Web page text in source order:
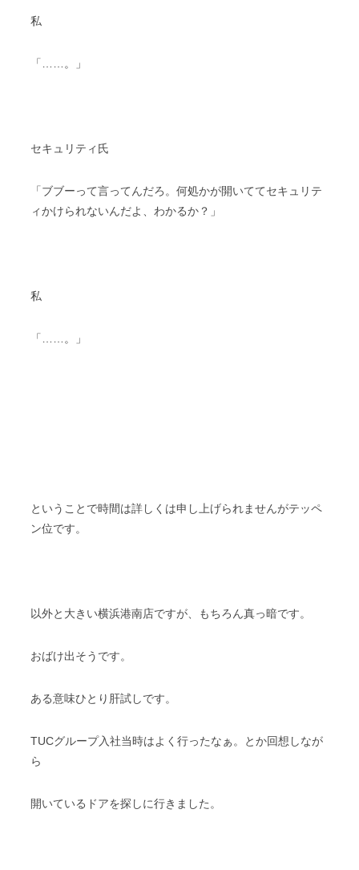
私
「……。」
セキュリティ氏
「ブブーって言ってんだろ。何処かが開いててセキュリテ
ィかけられないんだよ、わかるか？」
私
「……。」
ということで時間は詳しくは申し上げられませんがテッペ
ン位です。
以外と大きい横浜港南店ですが、もちろん真っ暗です。
おばけ出そうです。
ある意味ひとり肝試しです。
TUCグループ入社当時はよく行ったなぁ。とか回想しなが
ら
開いているドアを探しに行きました。